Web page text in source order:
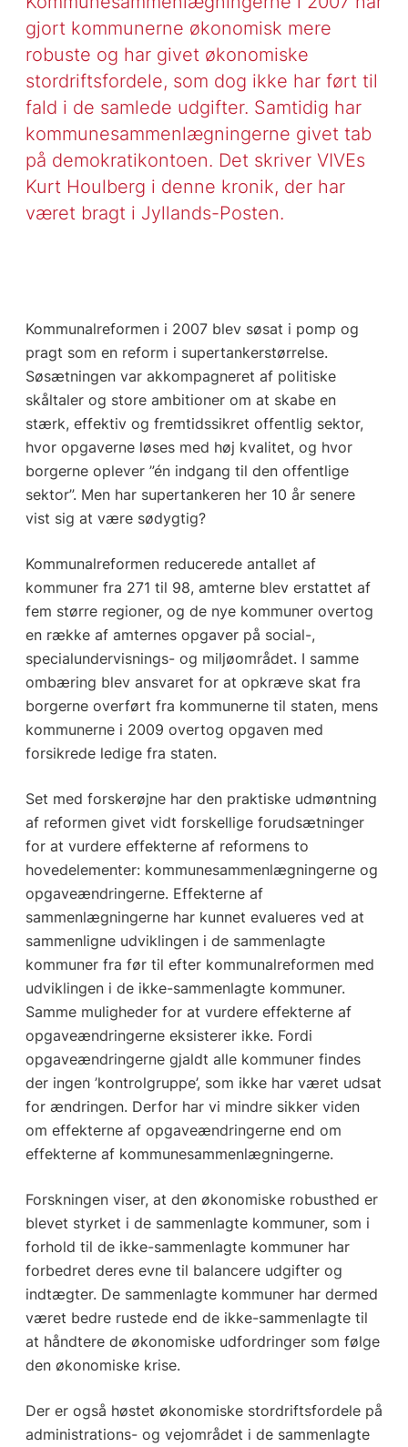
gjort kommunerne økonomisk mere
robuste og har givet økonomiske
stordriftsfordele, som dog ikke har ført til
fald i de samlede udgifter. Samtidig har
kommunesammenlægningerne givet tab
på demokratikontoen. Det skriver VIVEs
Kurt Houlberg i denne kronik, der har
været bragt i Jyllands-Posten.
Kommunalreformen i 2007 blev søsat i pomp og
pragt som en reform i supertankerstørrelse.
Søsætningen var akkompagneret af politiske
skåltaler og store ambitioner om at skabe en
stærk, effektiv og fremtidssikret offentlig sektor,
hvor opgaverne løses med høj kvalitet, og hvor
borgerne oplever ”én indgang til den offentlige
sektor”. Men har supertankeren her 10 år senere
vist sig at være sødygtig?
Kommunalreformen reducerede antallet af
kommuner fra 271 til 98, amterne blev erstattet af
fem større regioner, og de nye kommuner overtog
en række af amternes opgaver på social-,
specialundervisnings- og miljøområdet. I samme
ombæring blev ansvaret for at opkræve skat fra
borgerne overført fra kommunerne til staten, mens
kommunerne i 2009 overtog opgaven med
forsikrede ledige fra staten.
Set med forskerøjne har den praktiske udmøntning
af reformen givet vidt forskellige forudsætninger
for at vurdere effekterne af reformens to
hovedelementer: kommunesammenlægningerne og
opgaveændringerne. Effekterne af
sammenlægningerne har kunnet evalueres ved at
sammenligne udviklingen i de sammenlagte
kommuner fra før til efter kommunalreformen med
udviklingen i de ikke-sammenlagte kommuner.
Samme muligheder for at vurdere effekterne af
opgaveændringerne eksisterer ikke. Fordi
opgaveændringerne gjaldt alle kommuner findes
der ingen ’kontrolgruppe’, som ikke har været udsat
for ændringen. Derfor har vi mindre sikker viden
om effekterne af opgaveændringerne end om
effekterne af kommunesammenlægningerne.
Forskningen viser, at den økonomiske robusthed er
blevet styrket i de sammenlagte kommuner, som i
forhold til de ikke-sammenlagte kommuner har
forbedret deres evne til balancere udgifter og
indtægter. De sammenlagte kommuner har dermed
været bedre rustede end de ikke-sammenlagte til
at håndtere de økonomiske udfordringer som følge
den økonomiske krise.
Der er også høstet økonomiske stordriftsfordele på
administrations- og vejområdet i de sammenlagte